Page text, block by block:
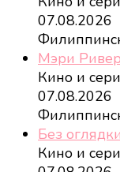
07.08.2026
Мэри
Кино и
07.08.2026
Без
Кино и